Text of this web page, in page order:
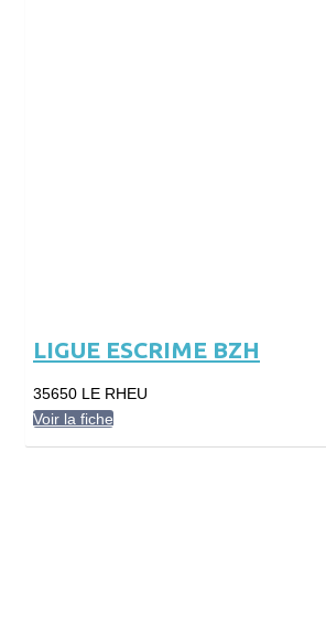
LIGUE ESCRIME BZH
35650 LE RHEU
Voir la fiche